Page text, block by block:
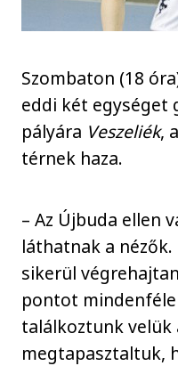
Szombaton (18
eddi két egységet
pályára Veszeliék,
térnek haza.
– Az Újbuda ellen
láthatnak a
sikerül
pontot
találkoztunk velük
megtapasztaltuk,